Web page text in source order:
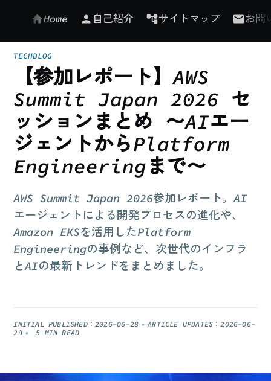
Home 自己紹介 サイトマップ お問
TECHBLOG
【参加レポート】AWS
Summit Japan 2026 セ
ッションまとめ 〜AIエー
ジェントからPlatform
Engineeringまで〜
AWS Summit Japan 2026参加レポート。AI
エージェントによる開発プロセスの進化や、
Amazon EKSを活用したPlatform
Engineeringの事例など、次世代のインフラ
とAIの最新トレンドをまとめました。
INITIAL PUBLISHED： 2026-06-28 • ARTICLE UPDATES： 2026-06-
28 • 5 MIN READ